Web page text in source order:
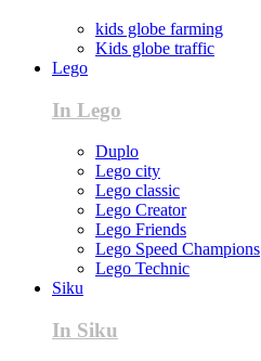
kids globe farming
Kids globe traffic
Lego
In Lego
Duplo
Lego city
Lego classic
Lego Creator
Lego Friends
Lego Speed Champions
Lego Technic
Siku
In Siku